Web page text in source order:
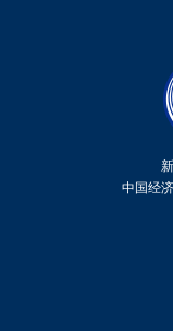
中国经